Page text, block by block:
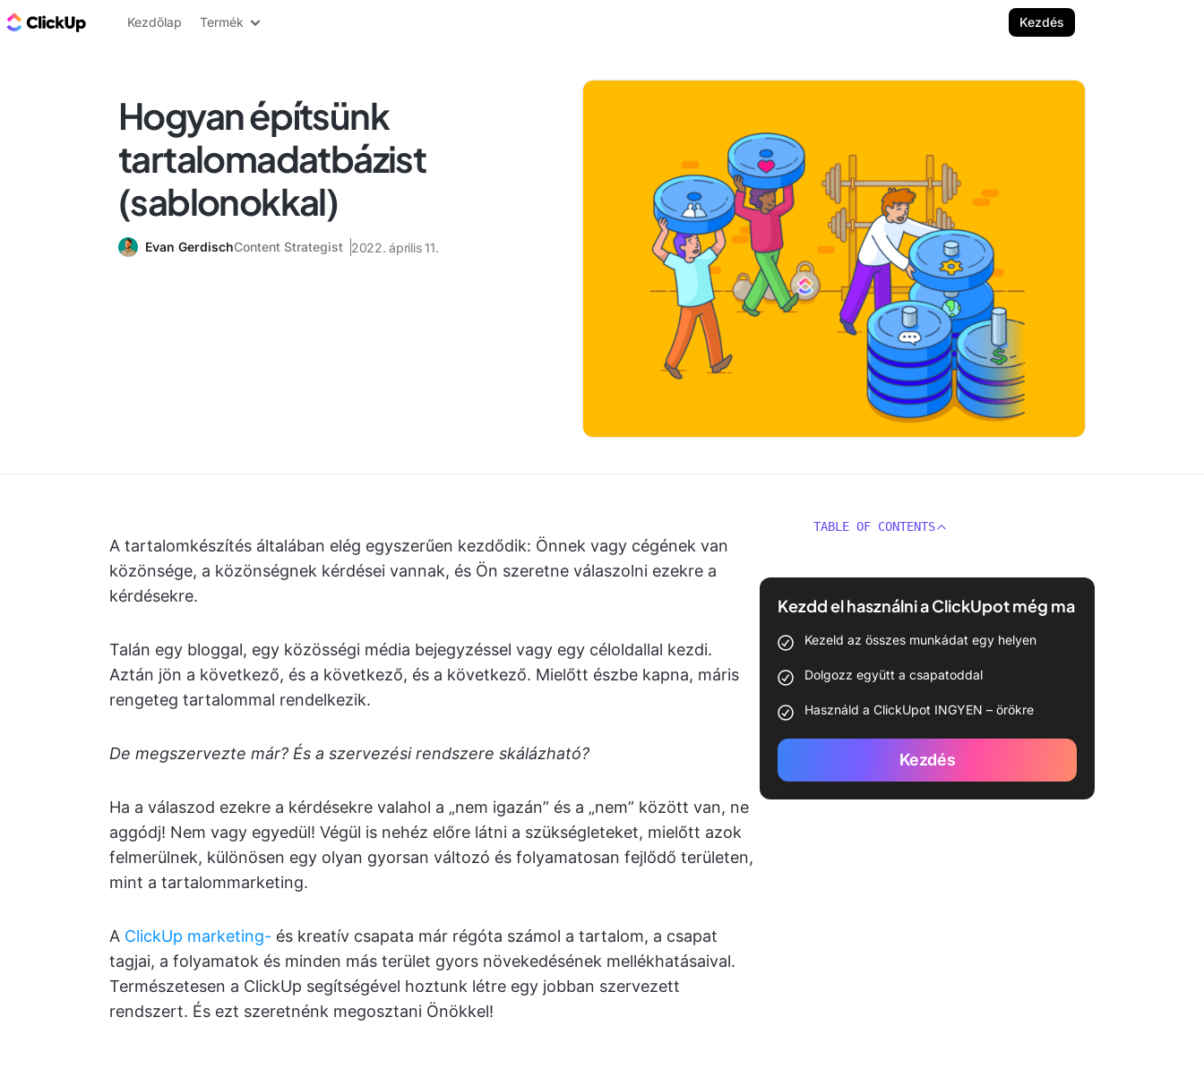
ClickUp blog
Kezdőlap Termék Kezdés
Hogyan építsünk
tartalomadatbázist
(sablonokkal)
Evan GerdischContent Strategist 2022. április 11.
A tartalomkészítés általában elég egyszerűen kezdődik: Önnek vagy cégének van
közönsége, a közönségnek kérdései vannak, és Ön szeretne válaszolni ezekre a
kérdésekre.
Talán egy bloggal, egy közösségi média bejegyzéssel vagy egy céloldallal kezdi.
Aztán jön a következő, és a következő, és a következő. Mielőtt észbe kapna, máris
rengeteg tartalommal rendelkezik.
De megszervezte már? És a szervezési rendszere skálázható?
Ha a válaszod ezekre a kérdésekre valahol a „nem igazán” és a „nem” között van, ne
aggódj! Nem vagy egyedül! Végül is nehéz előre látni a szükségleteket, mielőtt azok
felmerülnek, különösen egy olyan gyorsan változó és folyamatosan fejlődő területen,
mint a tartalommarketing.
A ClickUp marketing- és kreatív csapata már régóta számol a tartalom, a csapat
tagjai, a folyamatok és minden más terület gyors növekedésének mellékhatásaival.
Természetesen a ClickUp segítségével hoztunk létre egy jobban szervezett
rendszert. És ezt szeretnénk megosztani Önökkel!
TABLE OF CONTENTS
Kezdd el használni a ClickUpot még ma
Kezeld az összes munkádat egy helyen
Dolgozz együtt a csapatoddal
Használd a ClickUpot INGYEN – örökre
Kezdés